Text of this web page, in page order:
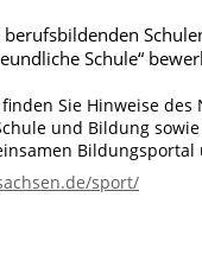
Schule“
Sie Hinweise
und Bildung
Bildungsportal
sport/